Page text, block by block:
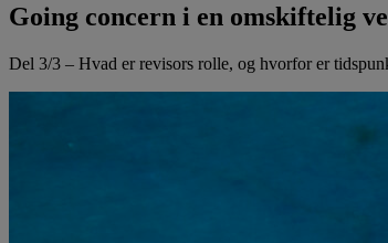
Going concern i en omskiftelig
Del 3/3 – Hvad er revisors rolle, og hvorfor er